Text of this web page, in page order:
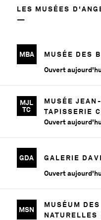
LES MUSÉES
MBA
MUSÉE DES
Ouvert
MJL
TC
MUSÉE
TAPISSERIE
Ouvert
GDA
GALERIE
Ouvert
MSN
MUSÉUM
NATURELLES